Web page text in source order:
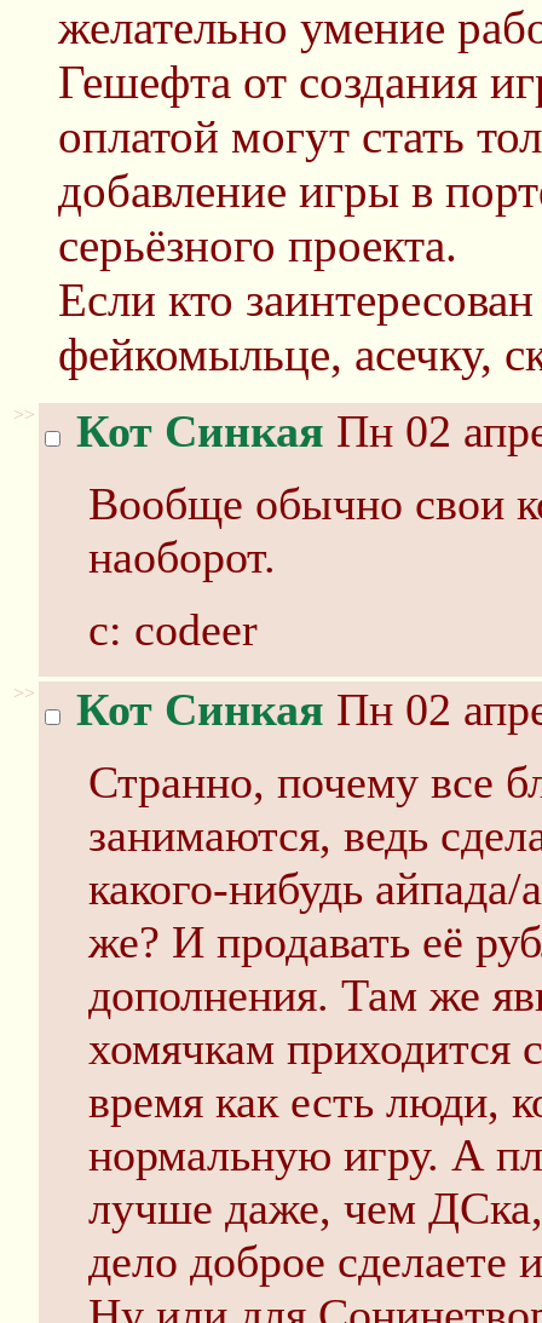
желательно умение
Гешефта от создания
оплатой могут стать
добавление игры в
серьёзного проекта.
Если кто
фейкомыльце, асечку,
>> Кот Синкая Пн 02
Вообще обычно свои
наоборот.
c: codeer
>> Кот Синкая Пн 02
Странно, почему все
занимаются, ведь
какого-нибудь
же? И продавать её
дополнения. Там же
хомячкам приходится
время как есть люди,
нормальную игру. А
лучше даже, чем
дело доброе сделаете